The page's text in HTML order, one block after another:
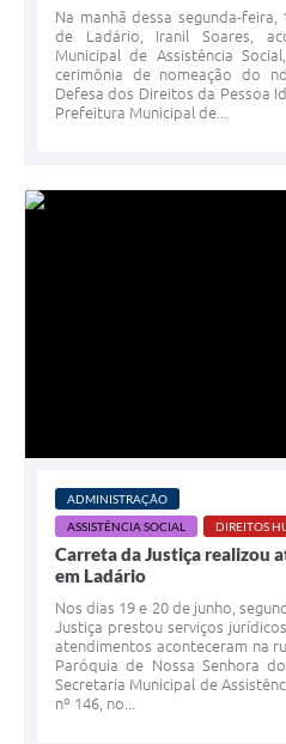
Na manhã dessa segunda-
de Ladário, Iranil Soares,
Municipal de Assistência
cerimônia de nomeação do
Defesa dos Direitos da Pessoa
Prefeitura Municipal de...
ADMINISTRAÇÃO
ASSISTÊNCIA SOCIAL
DIREITOS
Carreta da Justiça realizou
em Ladário
Nos dias 19 e 20 de junho,
Justiça prestou serviços
atendimentos aconteceram na
Paróquia de Nossa Senhora
Secretaria Municipal de
nº 146, no...